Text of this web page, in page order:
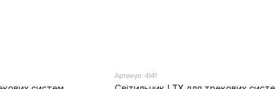
Артикул: 4141